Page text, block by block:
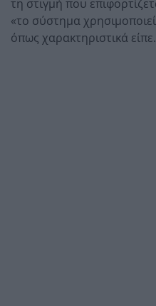
τη στιγμή που
«το σύστημα
όπως χαρακτηριστικά είπε.